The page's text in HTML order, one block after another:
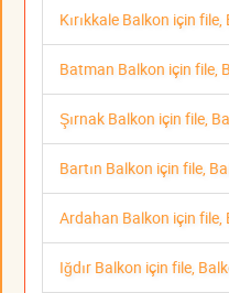
Kırıkkale Balkon için
Batman Balkon için file,
Şırnak Balkon için file,
Bartın Balkon için file,
Ardahan Balkon için file,
Iğdır Balkon için file,